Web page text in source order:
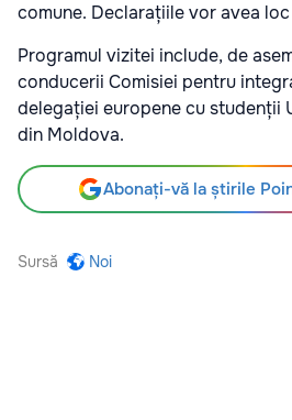
comune. Declarațiile vor avea loc
Programul vizitei include, de
conducerii Comisiei pentru
delegației europene cu studenții
din Moldova.
Abonați-vă la știrile
Sursă Noi